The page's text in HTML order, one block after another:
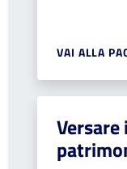
VAI ALLA
Versare